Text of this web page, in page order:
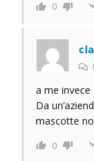
0
a me
Da
mascotte
0